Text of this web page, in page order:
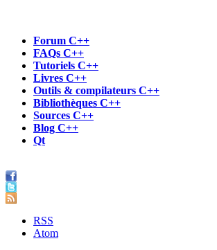
Forum C++
FAQs C++
Tutoriels C++
Livres C++
Outils & compilateurs C++
Bibliothèques C++
Sources C++
Blog C++
Qt
RSS
Atom